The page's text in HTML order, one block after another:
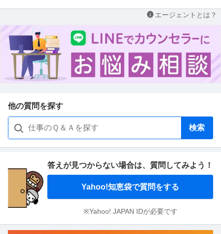
エージェントとは？
他の質問を探す
検索
答えが見つからない場合は、 質問してみよう！
Yahoo!知恵袋で質問をする
※Yahoo! JAPAN IDが必要です